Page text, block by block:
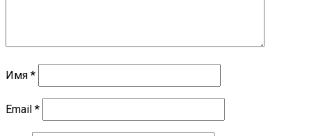
Имя *
Email *